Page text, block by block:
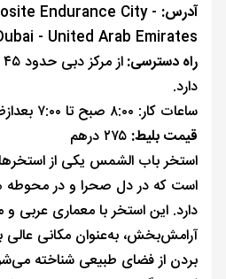
آدرس: Endurance City -
- United Arab Emirates
راه دسترسی:
دارد.
ساعات کار: ۸:۰۰ صبح تا ۷:۰۰ بعدازظهر
قیمت بلیط:
استخر باب الشمس یکی از
است که در دل صحرا و در محوطه
دارد. این استخر با معماری عربی
آرامش‌بخش، به‌عنوان مکانی عالی
بردن از فضای طبیعی شناخته